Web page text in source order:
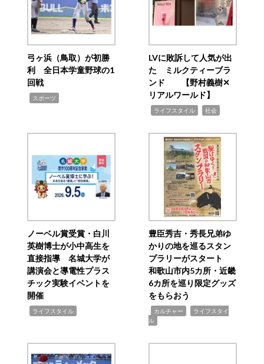
弓ヶ浜（鳥取）が初勝
利 全日本学童野球の1
回戦
スポーツ
LVに敗訴して人気が出
た ミルクティーブラ
ンド 【野村義樹✕
リアルワールド】
ライフスタイル 社会
ノーベル賞受賞・白川
英樹博士が小中高生を
直接指導 名城大学が
講演会と導電性プラス
チック実験イベントを
開催
ライフスタイル
豊臣秀吉・秀長兄弟ゆ
かりの地を巡るスタン
プラリーがスタート
和歌山市内5カ所・近畿
6カ所を巡り限定グッズ
をもらおう
カルチャー
ライフスタイ
ル